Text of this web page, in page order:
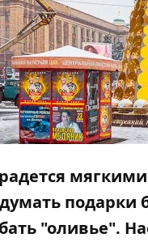
подарки
"оливье".